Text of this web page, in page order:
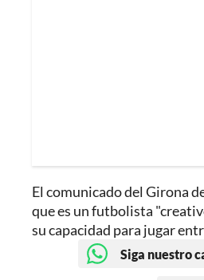
El comunicado del Girona
que es un futbolista
su capacidad para jugar
Siga nuestro